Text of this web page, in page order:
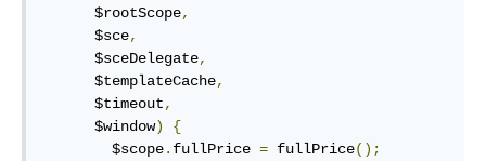
      $rootScope
,
      $sce
,
      $sceDelegate
,
      $templateCache
,
      $timeout
,
      $window
)
{
        $scope
. fullPrice = fullPrice();